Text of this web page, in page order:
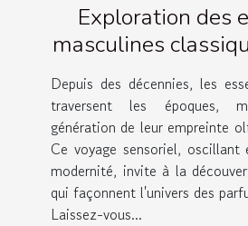
Exploration des
masculines
évolutions
Depuis des décennies, les
traversent les époques,
génération de leur empreinte
Ce voyage sensoriel,
modernité, invite à la
qui façonnent l'univers des
Laissez-vous...